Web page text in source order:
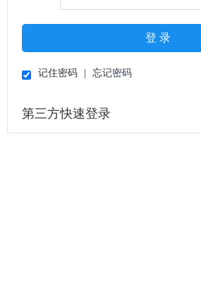
登 录
记住密码 忘记密码
第三方快速登录